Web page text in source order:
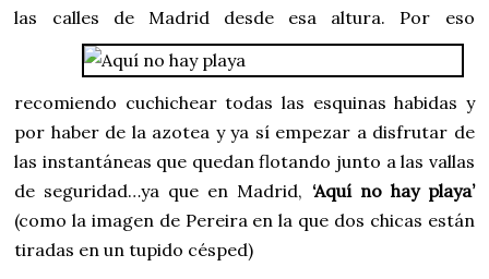
las calles de Madrid desde esa altura. Por eso
recomiendo cuchichear todas las esquinas habidas y
por haber de la azotea y ya sí empezar a disfrutar de
las instantáneas que quedan flotando junto a las vallas
de seguridad…ya que en Madrid, ‘Aquí no hay playa’
(como la imagen de Pereira en la que dos chicas están
tiradas en un tupido césped)